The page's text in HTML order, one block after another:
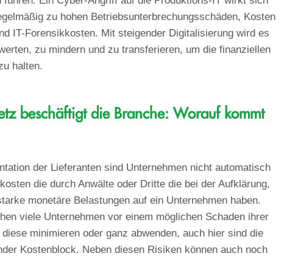
zu hohen Betriebsunterbrechungsschäden, Kosten
IT-Forensikkosten. Mit steigender Digitalisierung wird es
zu mindern und zu transferieren, um die finanziellen
halten.
beschäftigt die Branche: Worauf kommt
der Lieferanten sind Unternehmen nicht automatisch
die durch Anwälte oder Dritte die bei der Aufklärung,
monetäre Belastungen auf ein Unternehmen haben.
viele Unternehmen vor einem möglichen Schaden ihrer
minimieren oder ganz abwenden, auch hier sind die
Kostenblock. Neben diesen Risiken können auch noch